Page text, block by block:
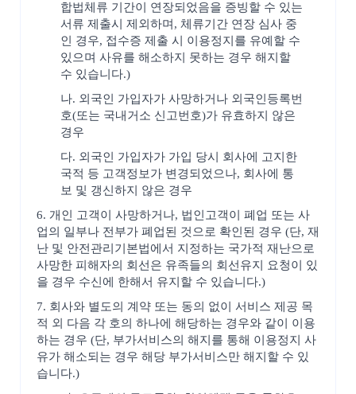
합법체류 기간이 연장되었음을 증빙할 수 있는
서류 제출시 제외하며, 체류기간 연장 심사 중
인 경우, 접수증 제출 시 이용정지를 유예할 수
있으며 사유를 해소하지 못하는 경우 해지할
수 있습니다.)
나. 외국인 가입자가 사망하거나 외국인등록번
호(또는 국내거소 신고번호)가 유효하지 않은
경우
다. 외국인 가입자가 가입 당시 회사에 고지한
국적 등 고객정보가 변경되었으나, 회사에 통
보 및 갱신하지 않은 경우
6. 개인 고객이 사망하거나, 법인고객이 폐업 또는 사
업의 일부나 전부가 폐업된 것으로 확인된 경우 (단, 재
난 및 안전관리기본법에서 지정하는 국가적 재난으로
사망한 피해자의 회선은 유족들의 회선유지 요청이 있
을 경우 수신에 한해서 유지할 수 있습니다.)
7. 회사와 별도의 계약 또는 동의 없이 서비스 제공 목
적 외 다음 각 호의 하나에 해당하는 경우와 같이 이용
하는 경우 (단, 부가서비스의 해지를 통해 이용정지 사
유가 해소되는 경우 해당 부가서비스만 해지할 수 있
습니다.)